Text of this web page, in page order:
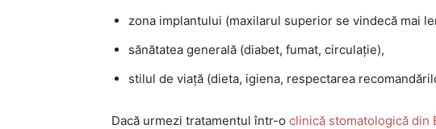
zona implantului (maxilarul superior se vindecă mai
sănătatea generală (diabet, fumat, circulație),
stilul de viață (dieta, igiena, respectarea
Dacă urmezi tratamentul într-o clinică stomatologică din